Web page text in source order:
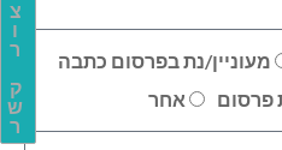
צ
ו
ר
ק
ש
ר
מעוניין/נת בפרסום כתבה
פרסום
אחר